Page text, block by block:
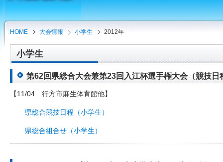
HOME 大会情報 小学生 2012年
小学生
第62回県総合大会兼第23回入江杯選手権大会（競技
【11/04 行方市麻生体育館他】
県総合競技日程（小学生）
県総合組合せ（小学生）